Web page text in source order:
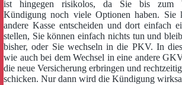
ist hingegen risikolos, da Sie bis zum
Kündigung noch viele Optionen haben. Sie
andere Kasse entscheiden und dort einfach
stellen, Sie können einfach nichts tun und
bisher, oder Sie wechseln in die PKV. In
wie auch bei dem Wechsel in eine andere
die neue Versicherung erbringen und
schicken. Nur dann wird die Kündigung